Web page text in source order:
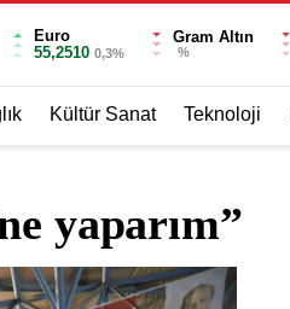
Euro
55,2510 0,3%
Gram Altın
%
Kültür Sanat Teknoloji
yaparım”